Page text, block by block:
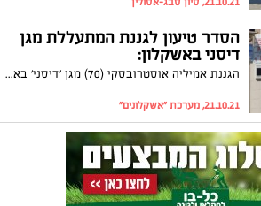
הסדר טיעון לגננת המתעללת מגן
דיסני באשקלון:
הגננת אמיליה אוסטרובסקי (70) מגן 'דיסני' באשקלון חתמה על הסדר טיעון במסגרתו הודתה במיוחס לה בכתב האישום אך העונש הושאר להחלטתו של בית המשפט. ההורים שחשפו את הפרשה: "שלב ראשון במיגור תופעת הגננות המתעללות בישראל".
21.10.21, מערכת "אשקלונים"